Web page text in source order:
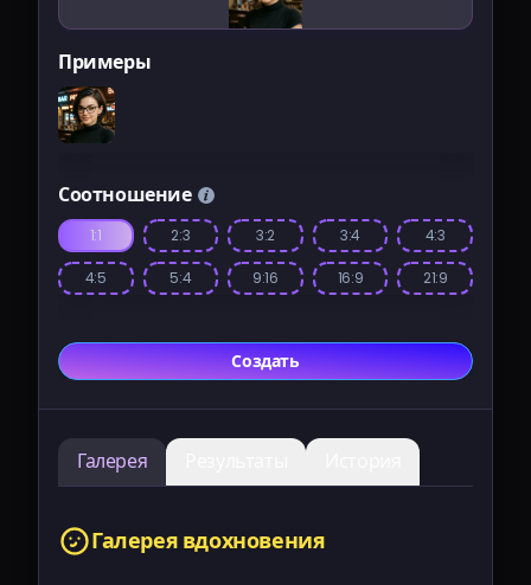
Примеры
Соотношение
1:1 2:3 3:2 3:4 4:3
4:5 5:4 9:16 16:9 21:9
Создать
Галерея
Галерея вдохновения